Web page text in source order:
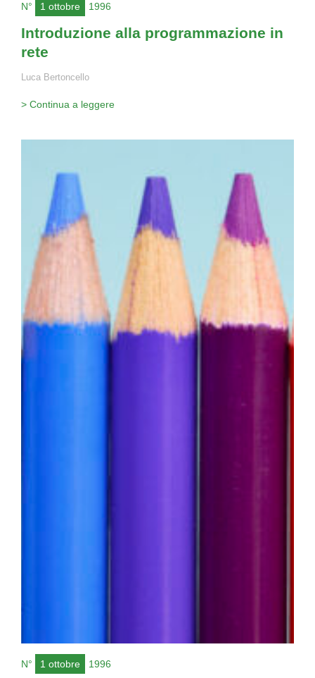
N° 1 ottobre 1996
Introduzione alla programmazione in
rete
Luca Bertoncello
> Continua a leggere
N° 1 ottobre 1996